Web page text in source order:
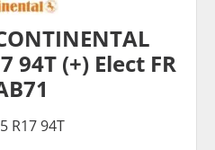
94T (+) Elect FR
R17 94T